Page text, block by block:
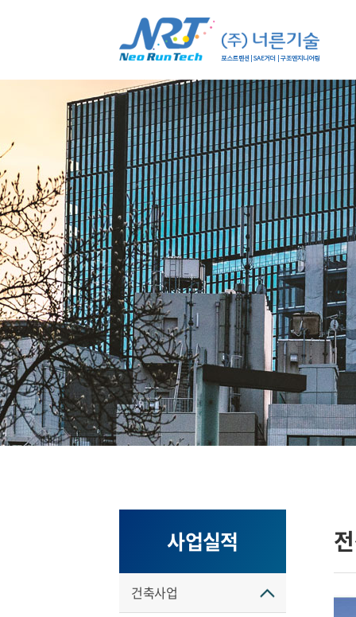
사업실적
건축사업